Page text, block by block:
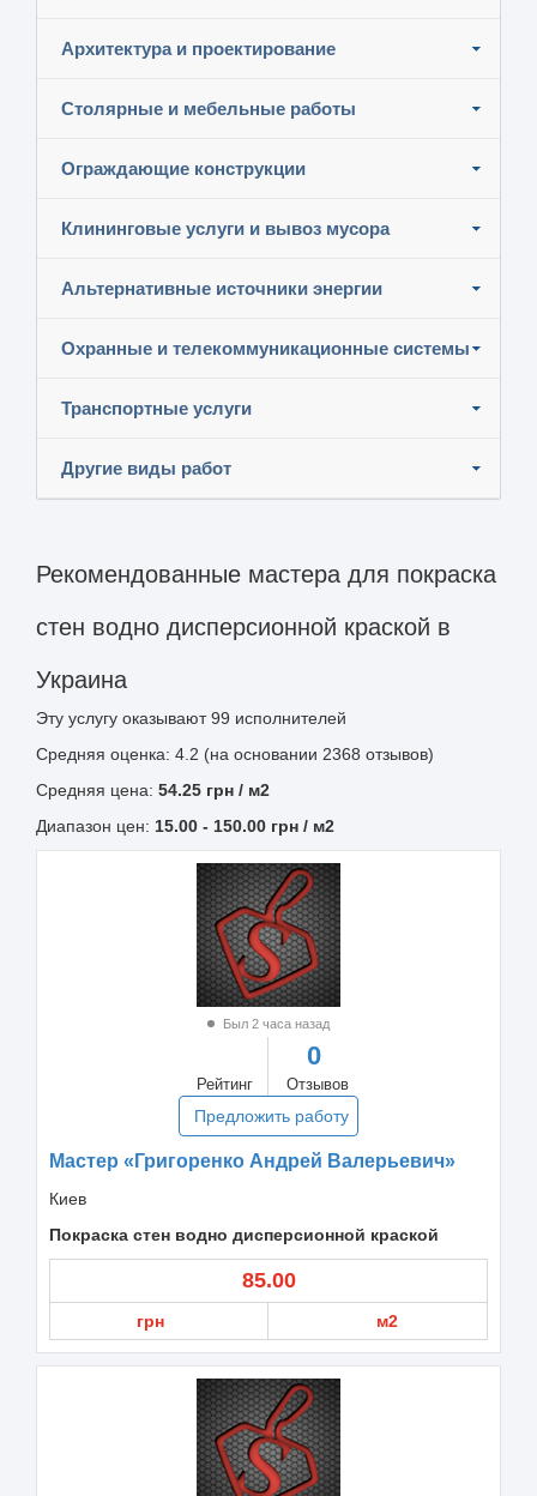
Архитектура и проектирование
Столярные и мебельные работы
Ограждающие конструкции
Клининговые услуги и вывоз мусора
Альтернативные источники энергии
Охранные и телекоммуникационные системы
Транспортные услуги
Другие виды работ
Рекомендованные мастера для покраска
стен водно дисперсионной краской в
Украина
Эту услугу оказывают99 исполнителей
Средняя оценка: 4.2 (на основании 2368 отзывов)
Средняя цена: 54.25 грн / м2
Диапазон цен: 15.00 - 150.00 грн / м2
Был 2 часа назад
Рейтинг
0
Отзывов
Предложить работу
Мастер «Григоренко Андрей Валерьевич»
Киев
Покраска стен водно дисперсионной краской
85.00
грн м2